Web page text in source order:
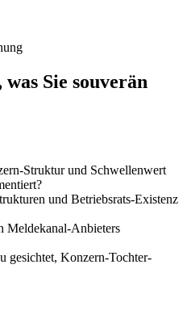
Sie souverän
Struktur und Schwellenwert
und Betriebsrats-Existenz
Meldekanal-Anbieters
gesichtet, Konzern-Tochter-